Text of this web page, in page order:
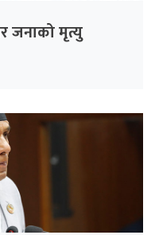
जनाको मृत्यु